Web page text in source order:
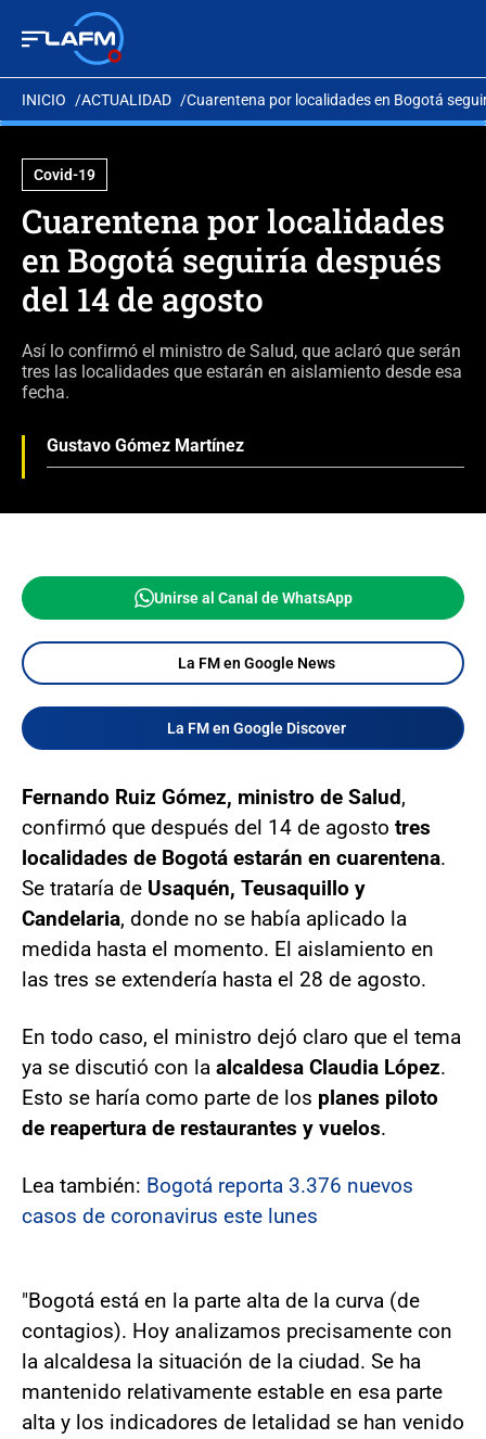
INICIO ACTUALIDAD Cuarentena por localidades en Bogotá
Covid-19
Cuarentena por localidades
en Bogotá seguiría después
del 14 de agosto
Así lo confirmó el ministro de Salud, que aclaró que serán
tres las localidades que estarán en aislamiento desde esa
fecha.
Gustavo Gómez Martínez
Unirse al Canal de WhatsApp
La FM en Google News
La FM en Google Discover
Fernando Ruiz Gómez, ministro de Salud,
confirmó que después del 14 de agosto tres
localidades de Bogotá estarán en cuarentena.
Se trataría de Usaquén, Teusaquillo y
Candelaria, donde no se había aplicado la
medida hasta el momento. El aislamiento en
las tres se extendería hasta el 28 de agosto.
En todo caso, el ministro dejó claro que el tema
ya se discutió con la alcaldesa Claudia López.
Esto se haría como parte de los planes piloto
de reapertura de restaurantes y vuelos.
Lea también: Bogotá reporta 3.376 nuevos
casos de coronavirus este lunes
"Bogotá está en la parte alta de la curva (de
contagios). Hoy analizamos precisamente con
la alcaldesa la situación de la ciudad. Se ha
mantenido relativamente estable en esa parte
alta y los indicadores de letalidad se han venido